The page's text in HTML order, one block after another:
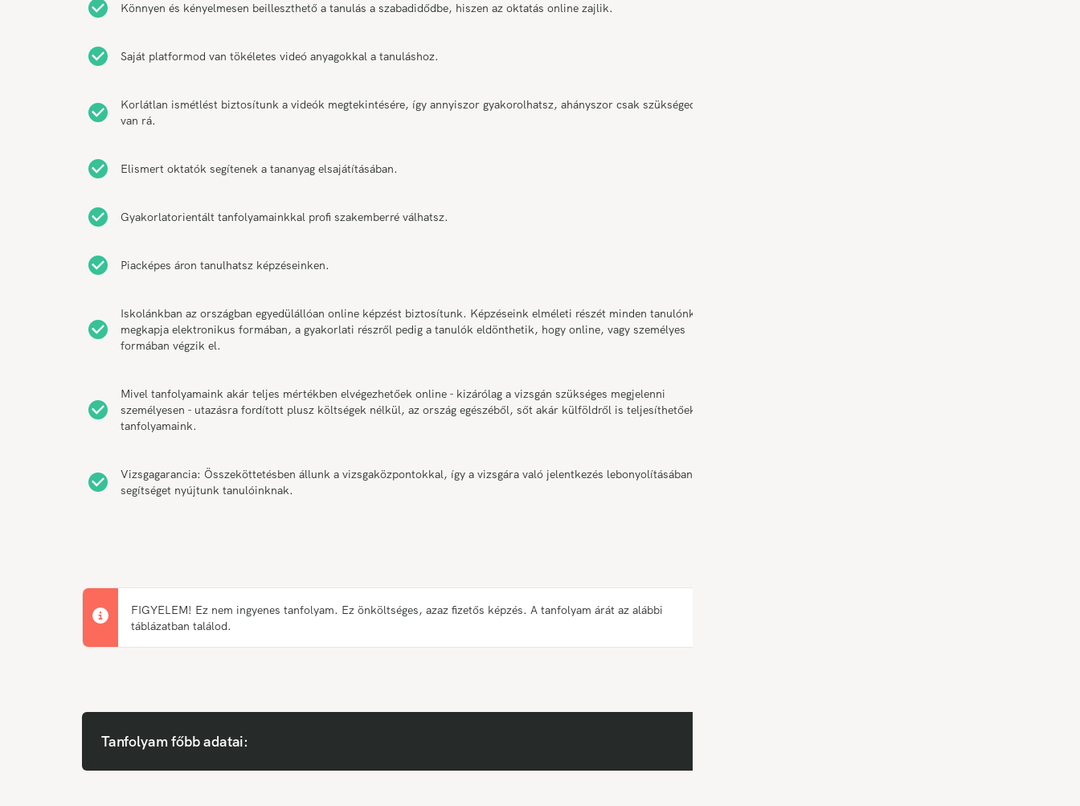
Könnyen és kényelmesen beilleszthető a tanulás a szabadidődbe, hiszen az oktatás online zajlik.
Saját platformod van tökéletes videó anyagokkal a tanuláshoz.
Korlátlan ismétlést biztosítunk a videók megtekintésére, így annyiszor gyakorolhatsz, ahányszor csak szükséged
van rá.
Elismert oktatók segítenek a tananyag elsajátításában.
Gyakorlatorientált tanfolyamainkkal profi szakemberré válhatsz.
Piacképes áron tanulhatsz képzéseinken.
Iskolánkban az országban egyedülállóan online képzést biztosítunk. Képzéseink elméleti részét minden tanulónk
megkapja elektronikus formában, a gyakorlati részről pedig a tanulók eldönthetik, hogy online, vagy személyes
formában végzik el.
Mivel tanfolyamaink akár teljes mértékben elvégezhetőek online - kizárólag a vizsgán szükséges megjelenni
személyesen - utazásra fordított plusz költségek nélkül, az ország egészéből, sőt akár külföldről is teljesíthetőek a
tanfolyamaink.
Vizsgagarancia: Összeköttetésben állunk a vizsgaközpontokkal, így a vizsgára való jelentkezés lebonyolításában
segítséget nyújtunk tanulóinknak.
FIGYELEM! Ez nem ingyenes tanfolyam. Ez önköltséges, azaz fizetős képzés. A tanfolyam árát az alábbi
táblázatban találod.
Tanfolyam főbb adatai: